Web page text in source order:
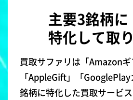
主要3銘柄に
特化して取
買取サファリは「Amazonギ
「AppleGift」「
銘柄に特化した買取サービ